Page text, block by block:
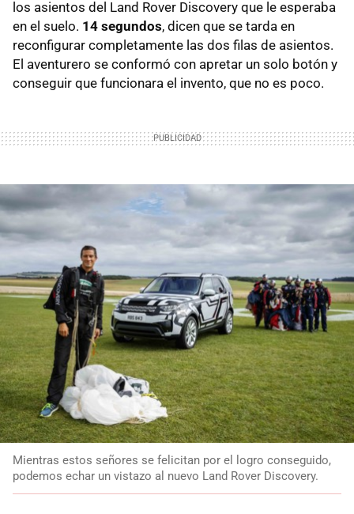
los asientos del Land Rover Discovery que le esperaba
en el suelo. 14 segundos, dicen que se tarda en
reconfigurar completamente las dos filas de asientos.
El aventurero se conformó con apretar un solo botón y
conseguir que funcionara el invento, que no es poco.
Mientras estos señores se felicitan por el logro conseguido,
podemos echar un vistazo al nuevo Land Rover Discovery.